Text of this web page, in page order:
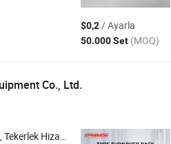
$0,2/ Ayarla
50.000 Set (MOQ)
Co., Ltd.
, Tekerlek Dengeleyici , Araç Tanı Tarayıcı